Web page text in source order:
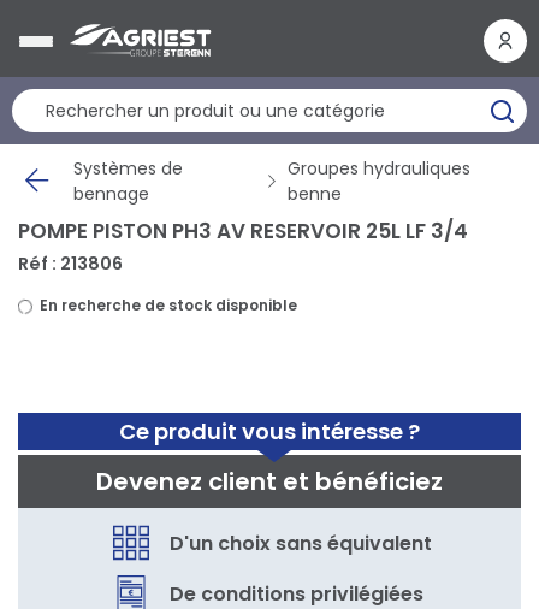
Systèmes de
bennage
Groupes hydrauliques
benne
Ce produit vous intéresse ?
Devenez client et bénéficiez
D'un choix sans équivalent
De conditions privilégiées
POMPE PISTON PH3 AV RESERVOIR 25L LF 3/4
Réf : 213806
En recherche de stock disponible